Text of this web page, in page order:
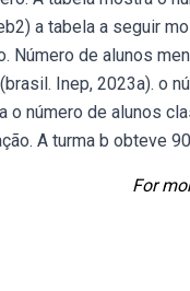
a tabela a seguir
Número de alunos
Inep, 2023a). o
o número de alunos
A turma b obteve
For